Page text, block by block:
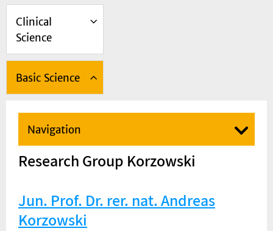
Clinical
Science
Basic Science
Navigation
Research Group Korzowski
Jun. Prof. Dr. rer. nat. Andreas
Korzowski